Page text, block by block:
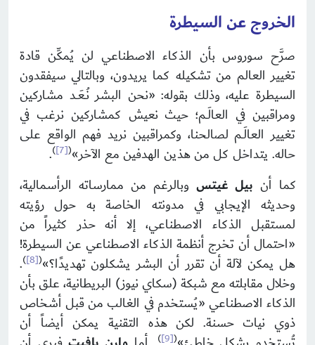
الخروج عن السيطرة
صرَّح سوروس بأن الذكاء الاصطناعي لن يُمكِّن قادة
تغيير العالم من تشكيله كما يريدون، وبالتالي سيفقدون
السيطرة عليه، وذلك بقوله: «نحن البشر نُـعَـد مشاركين
ومراقبين في العالَـم؛ حيث نعيش كمشاركين نرغب في
تغيير العالَـم لصالحنا، وكمراقبين نريد فهم الواقع على
حاله. يتداخل كل من هذين الهدفين مع الآخر»(
[7]
)
.
كما أن بيل غيتس وبالرغم من ممارساته الرأسمالية،
وحديثه الإيجابي في مدونته الخاصة به حول رؤيته
لمستقبل الذكاء الاصطناعي، إلا أنه حذر كثيراً من
«احتمال أن تخرج أنظمة الذكاء الاصطناعي عن السيطرة!
هل يمكن لآلة أن تقرر أن البشر يشكلون تهديدًا؟»(
[8]
)
.
وخلال مقابلته مع شبكة (سكاي نيوز) البريطانية، علق بأن
الذكاء الاصطناعي «يُستخدم في الغالب من قبل أشخاص
ذوي نيات حسنة. لكن هذه التقنية يمكن أيضاً أن
(
[9]
)